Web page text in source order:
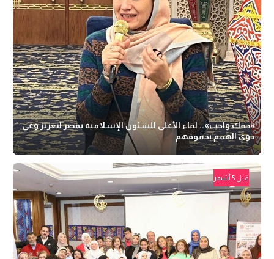
«حقك واجب».. لقاء الأعلى للشئون الإسلامية بمصر لتعزيز وعي
ذوي الهمم بحقوقهم
قبل 5 أشهر